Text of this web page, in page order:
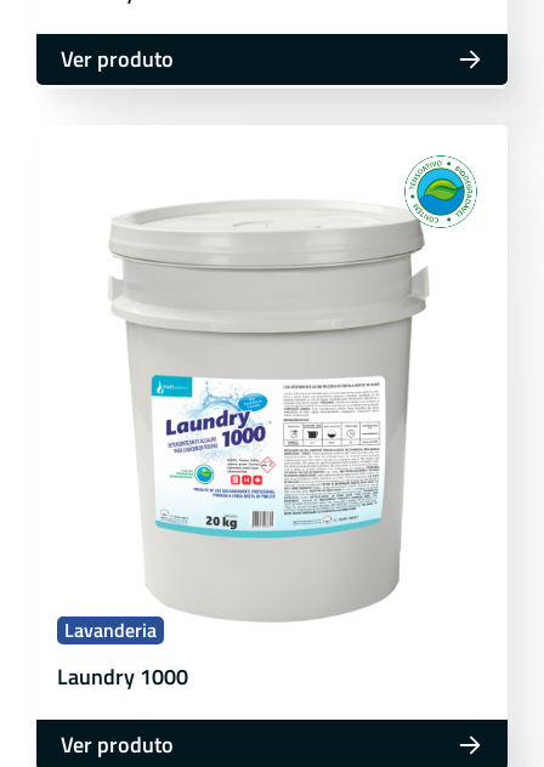
Ver produto
Lavanderia
Laundry 1000
Ver produto